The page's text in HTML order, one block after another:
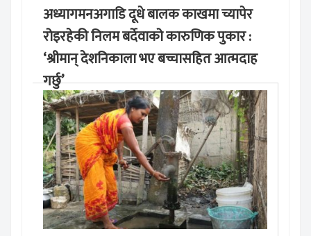
अध्यागमनअगाडि दूधे बालक काखमा च्यापेर
रोइरहेकी निलम बर्देवाको कारुणिक पुकार :
‘श्रीमान् देशनिकाला भए बच्चासहित आत्मदाह
गर्छु’
मङ्लबार, साउन १९, २०८३